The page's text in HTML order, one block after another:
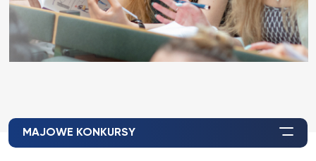
MAJOWE KONKURSY